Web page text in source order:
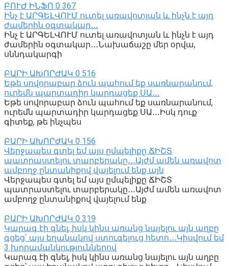
ԲՈՒԺ ԻՆՖՈ 0 367
Ինչ է ԱՐԳԵԼՎՈՒՄ ուտել առավոտյան և ինչն է այդ
ժամերին օգտակար․․․
Ինչ է ԱՐԳԵԼՎՈՒՄ ուտել առավոտյան և ինչն է այդ
ժամերին օգտակար․․․Նախաճաշը մեր օրվա,
սննդակարգի
ԲԱՐԻ ԱԽՈՐԺԱԿ 0 516
Եթե սովորաբար ձուն պահում եք սառնարանում,
ուրեմն պարտադիր կարդացեք ՍԱ․․․
Եթե սովորաբար ձուն պահում եք սառնարանում,
ուրեմն պարտադիր կարդացեք ՍԱ․․․Իսկ դուք
գիտեք, թե ինչպես
ԲԱՐԻ ԱԽՈՐԺԱԿ 0 156
Վերջապես գտել եմ այս ըմպելիքը ՃԻՇՏ
պատրաստելու տարբերակը․․․Այժմ ամեն առավոտ
ամբողջ ընտանիքով վայելում ենք այն
Վերջապես գտել եմ այս ըմպելիքը ՃԻՇՏ
պատրաստելու տարբերակը․․․Այժմ ամեն առավոտ
ամբողջ ընտանիքով վայելում ենք
ԲԱՐԻ ԱԽՈՐԺԱԿ 0 319
Կարագ էի գնել, իսկ կինս առանց նայելու այն աղբը
գցեց՝ այս եղանակով ստուգելուց հետո․․․Կիսվում եմ
3 խորամանկություններով
Կարագ էի գնել, իսկ կինս առանց նայելու այն աղբը